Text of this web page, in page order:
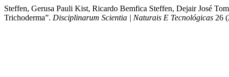
Steffen, Gerusa Pauli Kist, Ricardo Bemfica Steffen, Dejair José
Trichoderma”. Disciplinarum Scientia | Naturais E Tecnológicas 26